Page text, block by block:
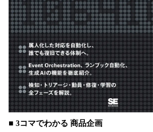
■ 3コマでわかる 商品企画